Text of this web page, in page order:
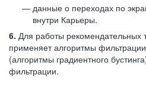
данные о переходах по
внутри Карьеры.
6. Для работы рекомендательных
применяет алгоритмы
(алгоритмы градиентного
фильтрации.